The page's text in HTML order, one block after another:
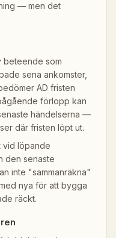
— men det
beteende som
sena ankomster,
AD fristen
förlopp kan
händelserna —
där fristen löpt ut.
vid löpande
den senaste
inte "sammanräkna"
nya för att bygga
räckt.